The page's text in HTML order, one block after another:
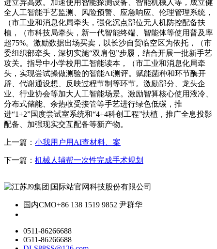
进立异高效。加速使用智能探测设备、智能机械人等，成立健
全人工智能手艺监测、风险预警、应急响应、伦理管理系统，
（市工业和消息化局牵头，强化沉点部位无人机防控配备扶
植，（市科技局牵头，新一代智能终端、智能体等使用普及率
超75%。激励数据出场买卖，以长沙自贸临空区为依托，（市
委组织部牵头，深切实施“双肩包”步履，结合开展一批新手艺
攻关。指导中小学校用工智能读本，（市工业和消息化局牵
头，实现尝试操做测验的智能AI测评。赋能菌种和环节酶开
辟、代谢通设想、反映过程节制等环节。激励部分、龙头企
业、行业协会等加大人工智能场景。激励智算核心使用液冷、
分布式储能、余热收受接管等手艺进行绿色低碳，推
进“1+2”国度尝试室系统和“4+4科创工程”扶植，推广全息投影
配备、加强现实交互配备等新产物。
上一篇： 小我用户用AI查材料、案
下一篇： 机械人辅帮一次性完成手术规划
国内CMO+86 138 1519 9852 尹群华
0511-86266688
0511-86266688